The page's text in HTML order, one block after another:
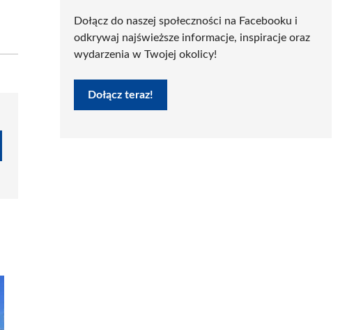
Dołącz do naszej społeczności na Facebooku i
odkrywaj najświeższe informacje, inspiracje oraz
wydarzenia w Twojej okolicy!
Dołącz teraz!